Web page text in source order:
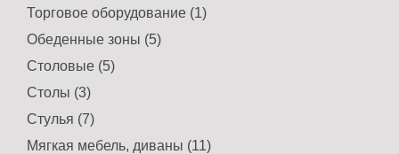
Торговое оборудование (1)
Обеденные зоны (5)
Столовые (5)
Столы (3)
Стулья (7)
Мягкая мебель, диваны (11)